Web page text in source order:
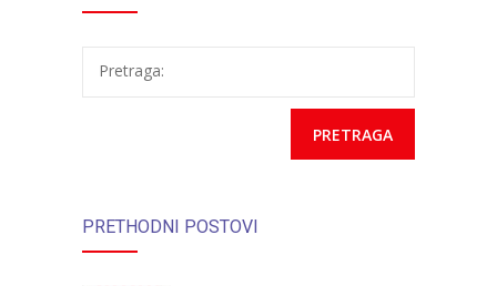
-- Edukacije zaposlenika
-- Obrasci i zahtjevi
Pretraga:
PRETHODNI POSTOVI